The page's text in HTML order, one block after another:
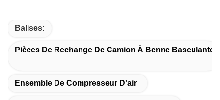
Balises:
Pièces De Rechange De Camion À Benne Basculante
Ensemble De Compresseur D'air